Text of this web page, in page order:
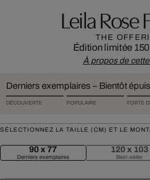
Leila Rose
THE
Édition limitée 150
À propos de
Derniers exemplaires – Bientôt
DÉCOUVERTE POPULAIRE FORTE
SÉLECTIONNEZ LA TAILLE (CM) ET LE
90 x 77
Derniers exemplaires
120 x 103
Best-seller